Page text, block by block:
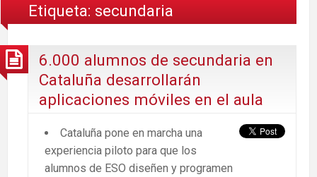
Etiqueta: secundaria
6.000 alumnos de secundaria en
Cataluña desarrollarán
aplicaciones móviles en el aula
Cataluña pone en marcha una
experiencia piloto para que los
alumnos de ESO diseñen y programen